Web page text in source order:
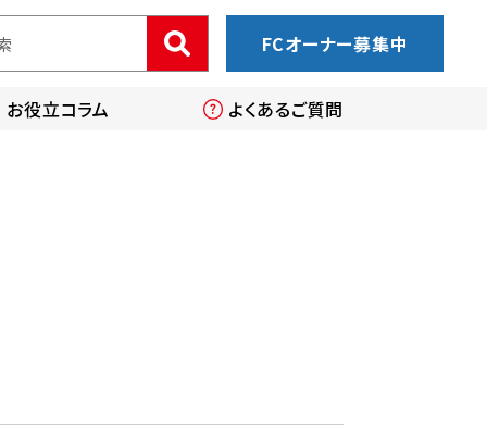
FCオーナー募集中
お役立コラム よくあるご質問